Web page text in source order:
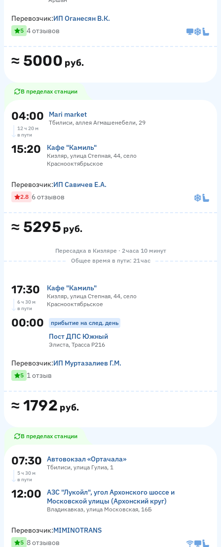
≈ 5000 руб.
Перевозчик:ИП Оганесян В.К.
5 4 отзывов
В пределах станции
04:00 Mari market
Тбилиси, аллея Агмашенебели, 29
12 ч 20 м
в пути
15:20 Кафе "Камиль"
Кизляр, улица Степная, 44, село
Краснооктябрьское
≈ 5295 руб.
Перевозчик:ИП Савичев Е.А.
2.8 6 отзывов
Пересадка в Кизляре · 2 часа 10 минут
Общее время в пути: 21 час
17:30 Кафе "Камиль"
Кизляр, улица Степная, 44, село
Краснооктябрьское
6 ч 30 м
в пути
00:00 прибытие на след. день
Пост ДПС Южный
Элиста, Трасса Р216
≈ 1792 руб.
Перевозчик:ИП Муртазалиев Г.М.
5 1 отзыв
В пределах станции
07:30 Автовокзал «Ортачала»
Тбилиси, улица Гулиа, 1
5 ч 30 м
в пути
12:00
АЗС "Лукойл", угол Архонского шоссе и
Московской улицы (Архонский круг)
Владикавказ, улица Московская, 16Б
Перевозчик:MIMINOTRANS
5 8 отзывов